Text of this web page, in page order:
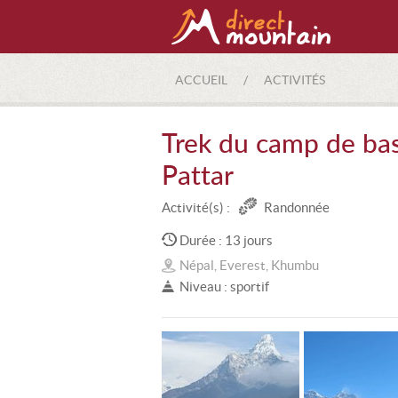
ACCUEIL / ACTIVITÉS
Trek du camp de
Pattar
Activité(s) : Randonnée
Durée : 13 jours
Népal, Everest, Khumbu
Niveau : sportif